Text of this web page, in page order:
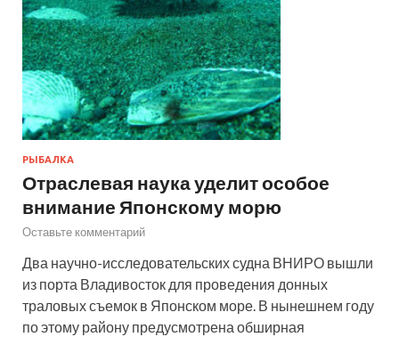
РЫБАЛКА
Отраслевая наука уделит особое
внимание Японскому морю
Оставьте комментарий
Два научно-исследовательских судна ВНИРО вышли
из порта Владивосток для проведения донных
траловых съемок в Японском море. В нынешнем году
по этому району предусмотрена обширная